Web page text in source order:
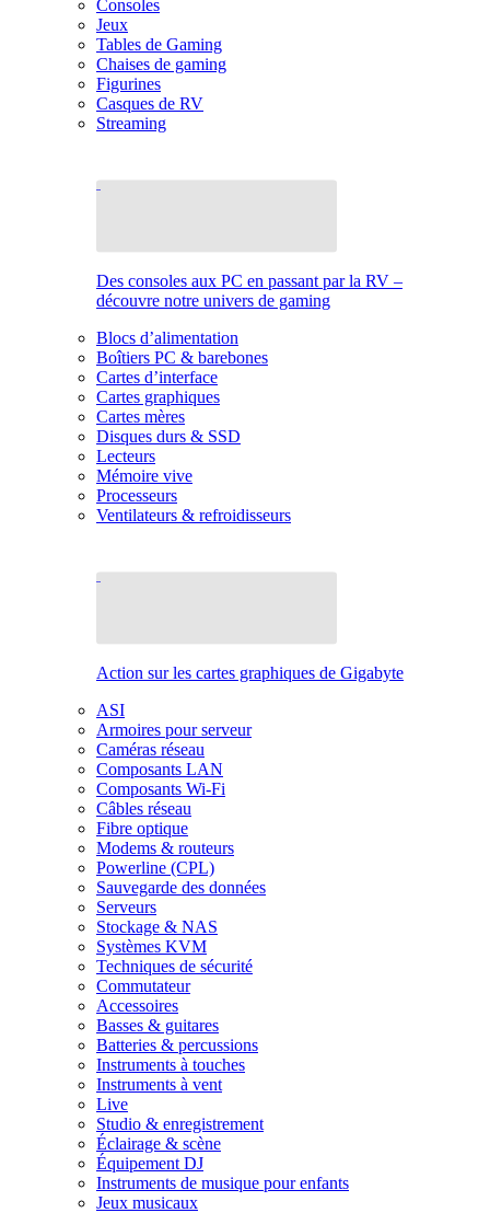
Consoles
Jeux
Tables de Gaming
Chaises de gaming
Figurines
Casques de RV
Streaming
Des consoles aux PC en passant par la RV –
découvre notre univers de gaming
Blocs d’alimentation
Boîtiers PC & barebones
Cartes d’interface
Cartes graphiques
Cartes mères
Disques durs & SSD
Lecteurs
Mémoire vive
Processeurs
Ventilateurs & refroidisseurs
Action sur les cartes graphiques de Gigabyte
ASI
Armoires pour serveur
Caméras réseau
Composants LAN
Composants Wi-Fi
Câbles réseau
Fibre optique
Modems & routeurs
Powerline (CPL)
Sauvegarde des données
Serveurs
Stockage & NAS
Systèmes KVM
Techniques de sécurité
Commutateur
Accessoires
Basses & guitares
Batteries & percussions
Instruments à touches
Instruments à vent
Live
Studio & enregistrement
Éclairage & scène
Équipement DJ
Instruments de musique pour enfants
Jeux musicaux